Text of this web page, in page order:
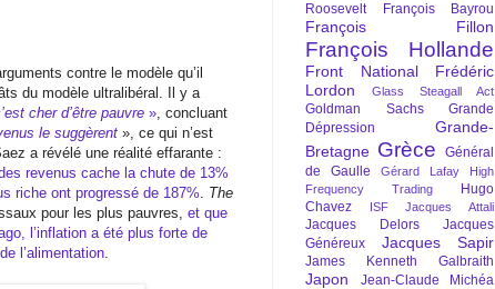
contre le modèle qu’il
du modèle ultralibéral. Il y a
cher d’être pauvre » , concluant
le suggèrent », ce qui n’est
a révélé une réalité effarante :
revenus cache la chute de 13%
riche ont progressé de 187%
The
pour les plus pauvres, et que
l’inflation a été plus forte de
l’alimentation
Roosevelt
François Bayrou
François Fillon
François Hollande
Front National
Frédéric
Lordon
Glass Steagall Act
Goldman Sachs
Grande
Dépression
Grande-
Bretagne Grèce
Général
de Gaulle
Gérard Lafay
High
Frequency Trading
Hugo
Chavez
ISF Jacques Attali
Jacques Delors
Jacques
Généreux
Jacques Sapir
James Kenneth Galbraith
Japon Jean-Claude Michéa